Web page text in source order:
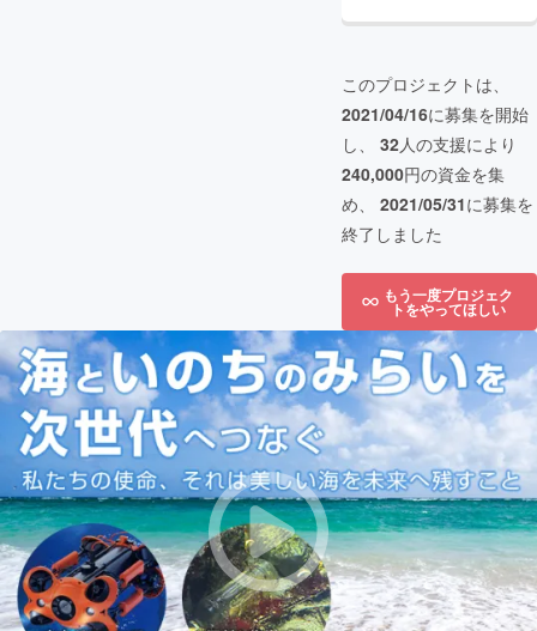
このプロジェクトは、
2021/04/16に募集を開始
し、 32人の支援により
240,000円の資金を集
め、 2021/05/31に募集を
終了しました
もう一度プロジェク
トをやってほしい